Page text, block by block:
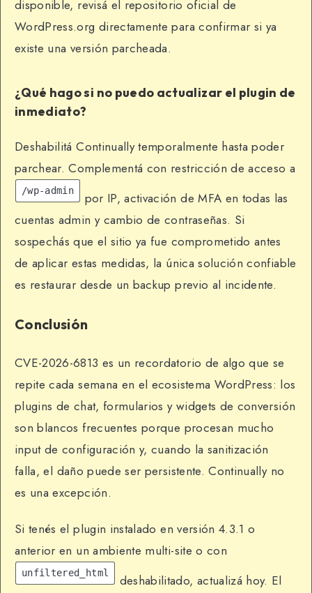
disponible, revisá el repositorio oficial de
WordPress.org directamente para confirmar si ya
existe una versión parcheada.
¿Qué hago si no puedo actualizar el plugin de
inmediato?
Deshabilitá Continually temporalmente hasta poder
parchear. Complementá con restricción de acceso a
/wp-admin
por IP, activación de MFA en todas las
cuentas admin y cambio de contraseñas. Si
sospechás que el sitio ya fue comprometido antes
de aplicar estas medidas, la única solución confiable
es restaurar desde un backup previo al incidente.
Conclusión
CVE-2026-6813 es un recordatorio de algo que se
repite cada semana en el ecosistema WordPress: los
plugins de chat, formularios y widgets de conversión
son blancos frecuentes porque procesan mucho
input de configuración y, cuando la sanitización
falla, el daño puede ser persistente. Continually no
es una excepción.
Si tenés el plugin instalado en versión 4.3.1 o
anterior en un ambiente multi-site o con
unfiltered_html
deshabilitado, actualizá hoy. El